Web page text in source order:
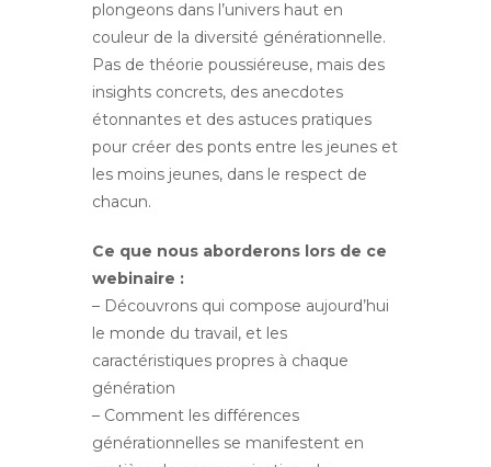
plongeons dans l’univers haut en
couleur de la diversité générationnelle.
Pas de théorie poussiéreuse, mais des
insights concrets, des anecdotes
étonnantes et des astuces pratiques
pour créer des ponts entre les jeunes et
les moins jeunes, dans le respect de
chacun.
Ce que nous aborderons lors de ce
webinaire :
– Découvrons qui compose aujourd’hui
le monde du travail, et les
caractéristiques propres à chaque
génération
– Comment les différences
générationnelles se manifestent en